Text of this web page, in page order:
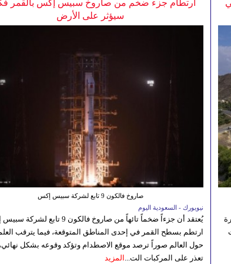
ارتطام جزء ضخم من صاروخ سبيس إكس بالقمر
سيؤثر على الأرض
صاروخ فالكون 9 تابع لشركة سبيس إكس
نيويورك - السعودية اليوم
يُعتقد أن جزءاً ضخماً تائهاً من صاروخ فالكون 9 تابع
ارتطم بسطح القمر في إحدى المناطق المتوقعة، فيما يترقب
حول العالم صوراً ترصد موقع الاصطدام وتؤكد وقوعه بشكل
تعذر على المركبات الت... المزيد